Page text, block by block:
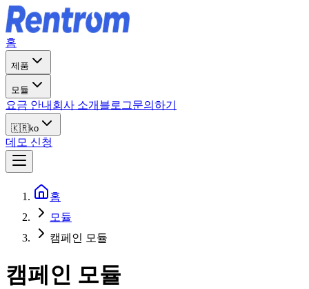
홈
제품
모듈
요금 안내 회사 소개 블로그문의하기
🇰🇷ko
데모 신청
홈
모듈
캠페인 모듈
캠페인 모듈